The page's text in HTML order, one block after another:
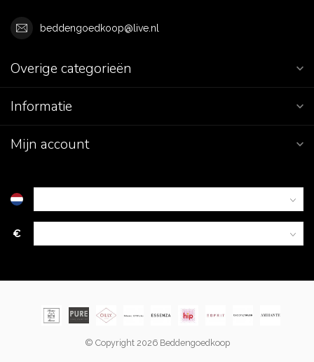
beddengoedkoop@live.nl
Overige categorieën
Informatie
Mijn account
€
© Copyright 2026 Beddengoedkoop